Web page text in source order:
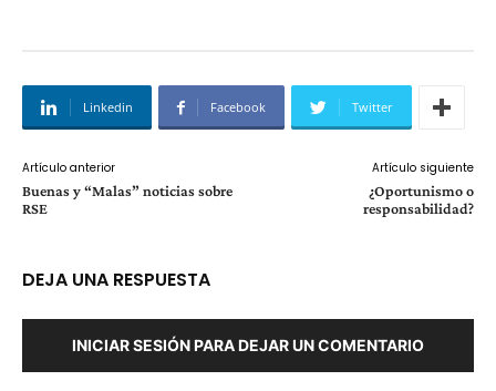
Linkedin Facebook Twitter
Artículo anterior
Buenas y “Malas” noticias sobre
RSE
Artículo siguiente
¿Oportunismo o
responsabilidad?
DEJA UNA RESPUESTA
INICIAR SESIÓN PARA DEJAR UN COMENTARIO